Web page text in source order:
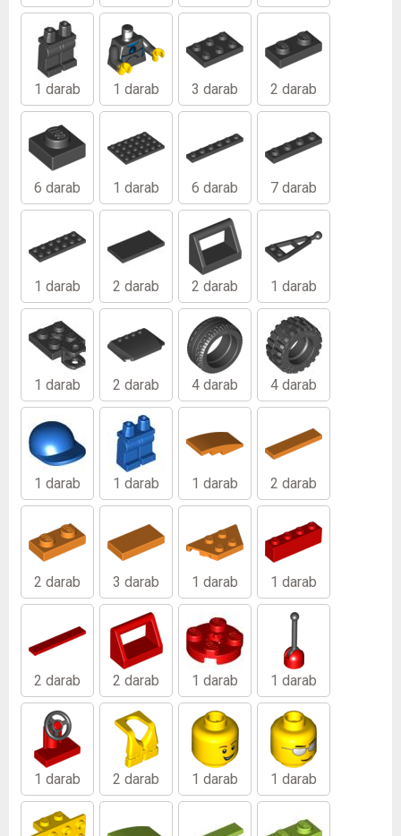
1 darab 1 darab 3 darab 2 darab
6 darab 1 darab 6 darab 7 darab
1 darab 2 darab 2 darab 1 darab
1 darab 2 darab 4 darab 4 darab
1 darab 1 darab 1 darab 2 darab
2 darab 3 darab 1 darab 1 darab
2 darab 2 darab 1 darab 1 darab
1 darab 2 darab 1 darab 1 darab